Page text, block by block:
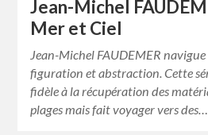
Jean-Michel
Mer et Ciel
Jean-Michel FAUDEMER
figuration et abstraction. Cette
fidèle à la récupération des
plages mais fait voyager vers des…